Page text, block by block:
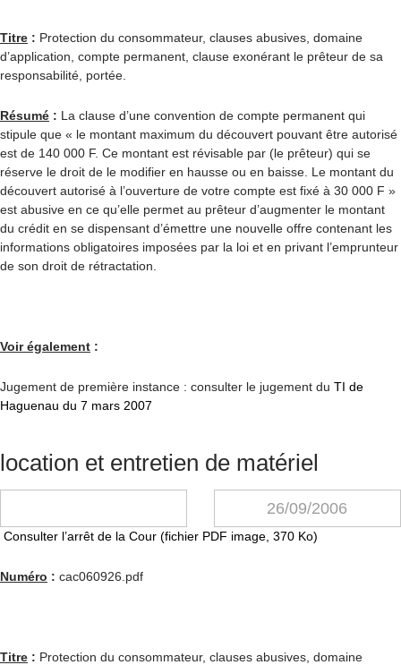
Titre : Protection du consommateur, clauses abusives, domaine
d’application, compte permanent, clause exonérant le prêteur de sa
responsabilité, portée.
Résumé : La clause d’une convention de compte permanent qui
stipule que « le montant maximum du découvert pouvant être autorisé
est de 140 000 F. Ce montant est révisable par (le prêteur) qui se
réserve le droit de le modifier en hausse ou en baisse. Le montant du
découvert autorisé à l’ouverture de votre compte est fixé à 30 000 F »
est abusive en ce qu’elle permet au prêteur d’augmenter le montant
du crédit en se dispensant d’émettre une nouvelle offre contenant les
informations obligatoires imposées par la loi et en privant l’emprunteur
de son droit de rétractation.
Voir également :
Jugement de première instance : consulter le jugement du TI de
Haguenau du 7 mars 2007
location et entretien de matériel
26/09/2006
Consulter l’arrêt de la Cour (fichier PDF image, 370 Ko)
Numéro : cac060926.pdf
Titre : Protection du consommateur, clauses abusives, domaine